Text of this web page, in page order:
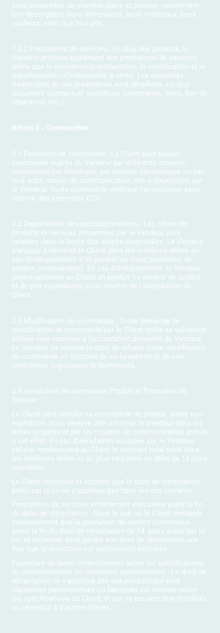
sont présentées de manière claire et précise, notamment
leur description, leurs dimensions, leurs matériaux, leurs
couleurs, ainsi que leur prix.
1.3.2 Prestations de services : En plus des produits, le
Vendeur propose également des prestations de services,
telles que la réparation,la restauration, la modification et la
transformation d’instruments à vents. Les modalités
d'exécution de ces prestations sont détaillées sur tout
document contractuel spécifique (commande, devis, bon de
réparation, etc.)
Article 2 - Commandes
2.1 Passation de commande : Le Client peut passer
commande auprès du Vendeur par différents moyens,
notamment par téléphone, par courrier électronique ou par
tout autre moyen de communication mis à disposition par
le Vendeur. Toute commande implique l'acceptation sans
réserve des présentes CGV.
2.2 Disponibilité des produits/services : Les offres de
produits et services présentées par le Vendeur sont
valables dans la limite des stocks disponibles. Le Vendeur
s'engage à informer le Client dans les meilleurs délais en
cas d'indisponibilité d'un produit ou d'une prestation de
service commandé(e). En cas d'indisponibilité, le Vendeur
pourra proposer au Client un produit ou service de qualité
et de prix équivalents, sous réserve de l'acceptation du
Client.
2.3 Modification de commande : Toute demande de
modification de commande par le Client après sa validation
initiale sera soumise à l'acceptation préalable du Vendeur.
Le Vendeur se réserve le droit de refuser toute modification
de commande en fonction de sa faisabilité et de ses
contraintes logistiques et techniques.
2.4 Annulation de commande Produit et Prestation de
Service :
Le Client peut annuler sa commande de produit avant son
expédition, sous réserve d'en informer le Vendeur dans les
délais impartis et par les moyens de communication prévus
à cet effet. En cas d'annulation acceptée par le Vendeur,
celui-ci remboursera au Client le montant total payé dans
les meilleurs délais et au plus tard dans un délai de 14 jours
ouvrables.
Le Client reconnaît et accepte que le droit de rétractation
prévu par la loi ne s'applique pas dans les cas suivants :
Prestations de services entièrement exécutées avant la fin
du délai de rétractation : Dans le cas où le Client demande
expressément que la prestation de service commence
avant la fin du délai de rétractation de 14 jours prévu par la
loi, et reconnaît ainsi perdre son droit de rétractation une
fois que la prestation est entièrement exécutée.
Fourniture de biens confectionnés selon les spécifications
du consommateur ou nettement personnalisés : Le droit de
rétractation ne s'applique pas aux produits qui sont
clairement personnalisés ou fabriqués sur mesure selon
les spécifications du Client, et qui ne peuvent être réutilisés
ou revendus à d'autres clients.